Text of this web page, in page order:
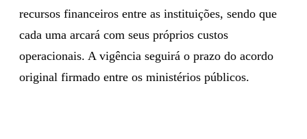
recursos financeiros entre as instituições, sendo que
cada uma arcará com seus próprios custos
operacionais. A vigência seguirá o prazo do acordo
original firmado entre os ministérios públicos.